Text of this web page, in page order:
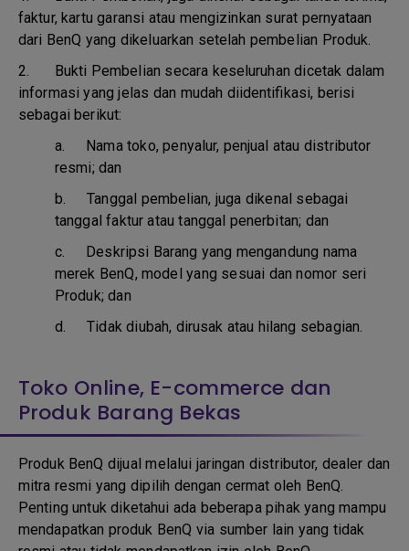
faktur, kartu garansi atau mengizinkan surat pernyataan
dari BenQ yang dikeluarkan setelah pembelian Produk.
2. Bukti Pembelian secara keseluruhan dicetak dalam
informasi yang jelas dan mudah diidentifikasi, berisi
sebagai berikut:
a. Nama toko, penyalur, penjual atau distributor
resmi; dan
b. Tanggal pembelian, juga dikenal sebagai
tanggal faktur atau tanggal penerbitan; dan
c. Deskripsi Barang yang mengandung nama
merek BenQ, model yang sesuai dan nomor seri
Produk; dan
d.Tidak diubah, dirusak atau hilang sebagian.
Toko Online, E-commerce dan
Produk Barang Bekas
Produk BenQ dijual melalui jaringan distributor, dealer dan
mitra resmi yang dipilih dengan cermat oleh BenQ.
Penting untuk diketahui ada beberapa pihak yang mampu
mendapatkan produk BenQ via sumber lain yang tidak